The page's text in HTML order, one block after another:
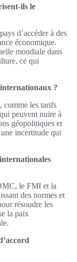
ils le
d’accéder à des
économique.
mondiale dans
ce qui
internationaux ?
comme les tarifs
peuvent nuire à
géopolitiques et
incertitude qui
le FMI et la
des normes et
résoudre les
la paix